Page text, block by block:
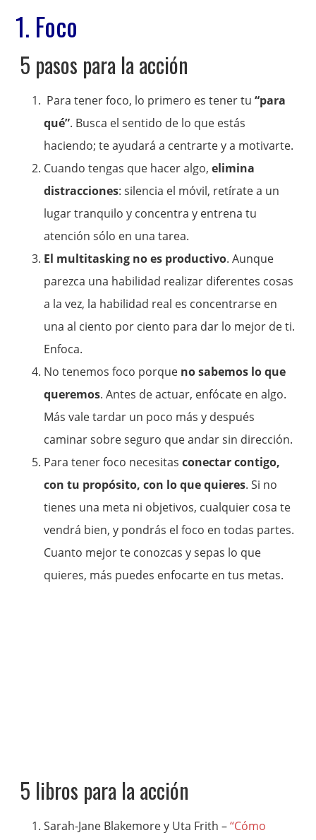
1. Foco
5 pasos para la acción
Para tener foco, lo primero es tener tu“para
qué”. Busca el sentido de lo que estás
haciendo; te ayudará a centrarte y a motivarte.
Cuando tengas que hacer algo,elimina
distracciones: silencia el móvil, retírate a un
lugar tranquilo y concentra y entrena tu
atención sólo en una tarea.
El multitasking no es productivo. Aunque
parezca una habilidad realizar diferentes cosas
a la vez, la habilidad real es concentrarse en
una al ciento por ciento para dar lo mejor de ti.
Enfoca.
No tenemos foco porque no sabemos lo que
queremos. Antes de actuar, enfócate en algo.
Más vale tardar un poco más y después
caminar sobre seguro que andar sin dirección.
Para tener foco necesitasconectar contigo,
con tu propósito, con lo que quieres. Si no
tienes una meta ni objetivos, cualquier cosa te
vendrá bien, y pondrás el foco en todas partes.
Cuanto mejor te conozcas y sepas lo que
quieres, más puedes enfocarte en tus metas.
5 libros para la acción
Sarah-Jane Blakemore y Uta Frith –“Cómo